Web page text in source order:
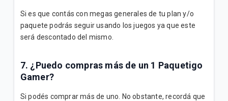
Si es que contás con megas generales de tu plan y/o
paquete podrás seguir usando los juegos ya que este
será descontado del mismo.
7. ¿Puedo compras más de un 1 Paquetigo
Gamer?
Si podés comprar más de uno. No obstante, recordá que